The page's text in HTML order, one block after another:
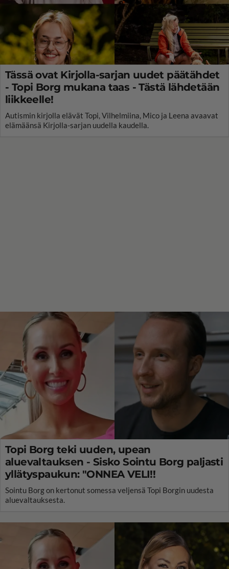
Tässä ovat Kirjolla-sarjan uudet päätähdet
- Topi Borg mukana taas - Tästä lähdetään
liikkeelle!
Autismin kirjolla elävät Topi, Vilhelmiina, Mico ja Leena avaavat
elämäänsä Kirjolla-sarjan uudella kaudella.
Topi Borg teki uuden, upean
aluevaltauksen - Sisko Sointu Borg paljasti
yllätyspaukun: "ONNEA VELI!!
Sointu Borg on kertonut somessa veljensä Topi Borgin uudesta
aluevaltauksesta.